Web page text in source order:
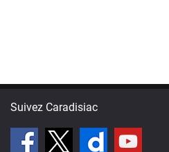
Suivez Caradisiac